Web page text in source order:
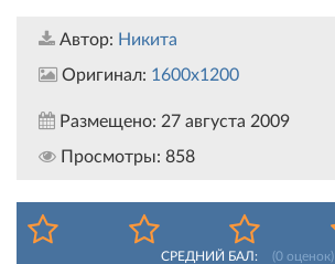
Автор: Никита
Оригинал: 1600x1200
Размещено: 27 августа 2009
Просмотры: 858
СРЕДНИЙ БАЛ: (0оценок)